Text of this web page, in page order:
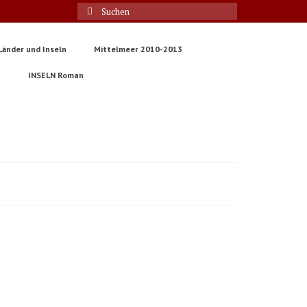
Suche
nach:
und Inseln Mittelmeer 2010-2013
INSELN Roman